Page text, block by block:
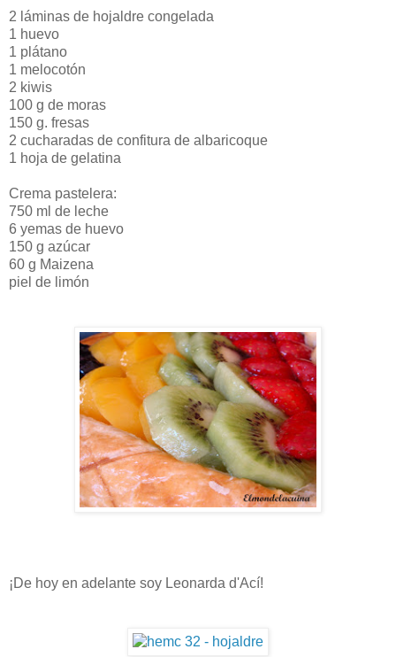
2 láminas de hojaldre congelada
1 huevo
1 plátano
1 melocotón
2 kiwis
100 g de moras
150 g. fresas
2 cucharadas de confitura de albaricoque
1 hoja de gelatina
Crema pastelera:
750 ml de leche
6 yemas de huevo
150 g azúcar
60 g Maizena
piel de limón
¡De hoy en adelante soy Leonarda d'Ací!